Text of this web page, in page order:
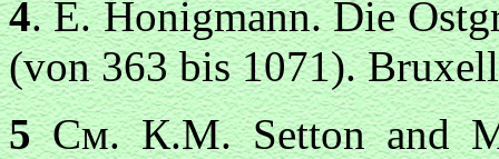
4. E. Honigmann. Die
(von 363 bis 1071).
5См. К.М. Setton and